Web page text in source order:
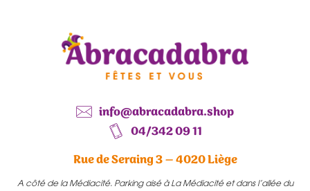
info@abracadabra.shop
04/342 09 11
Rue de Seraing 3 – 4020 Liège
A côté de la Médiacité. Parking aisé à La Médiacité et dans l’allée du